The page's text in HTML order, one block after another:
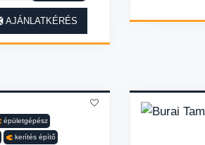
AJÁNLATKÉRÉS
épületgépész
kerítés építő